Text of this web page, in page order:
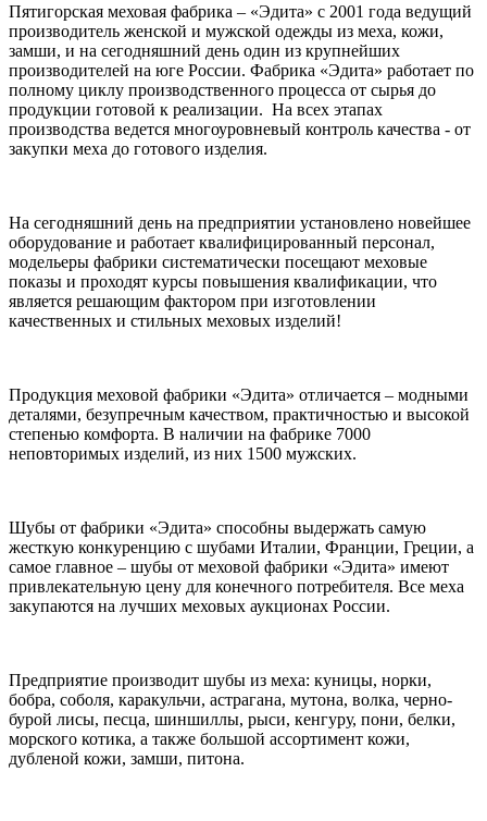
Пятигорская меховая фабрика – «Эдита» с 2001 года ведущий
производитель женской и мужской одежды из меха, кожи,
замши, и на сегодняшний день один из крупнейших
производителей на юге России. Фабрика «Эдита» работает по
полному циклу производственного процесса от сырья до
продукции готовой к реализации. На всех этапах
производства ведется многоуровневый контроль качества - от
закупки меха до готового изделия.
На сегодняшний день на предприятии установлено новейшее
оборудование и работает квалифицированный персонал,
модельеры фабрики систематически посещают меховые
показы и проходят курсы повышения квалификации, что
является решающим фактором при изготовлении
качественных и стильных меховых изделий!
Продукция меховой фабрики «Эдита» отличается – модными
деталями, безупречным качеством, практичностью и высокой
степенью комфорта. В наличии на фабрике 7000
неповторимых изделий, из них 1500 мужских.
Шубы от фабрики «Эдита» способны выдержать самую
жесткую конкуренцию с шубами Италии, Франции, Греции, а
самое главное – шубы от меховой фабрики «Эдита» имеют
привлекательную цену для конечного потребителя. Все меха
закупаются на лучших меховых аукционах России.
Предприятие производит шубы из меха: куницы, норки,
бобра, соболя, каракульчи, астрагана, мутона, волка, черно-
бурой лисы, песца, шиншиллы, рыси, кенгуру, пони, белки,
морского котика, а также большой ассортимент кожи,
дубленой кожи, замши, питона.